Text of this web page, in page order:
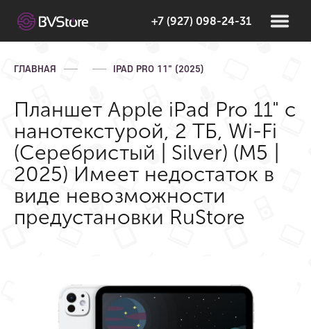
+7 (927) 098-24-31
ГЛАВНАЯ IPAD PRO 11" (2025)
Планшет Apple iPad Pro 11" с
нанотекстурой, 2 ТБ, Wi-Fi
(Серебристый | Silver) (M5 |
2025) Имеет недостаток в
виде невозможности
предустановки RuStore